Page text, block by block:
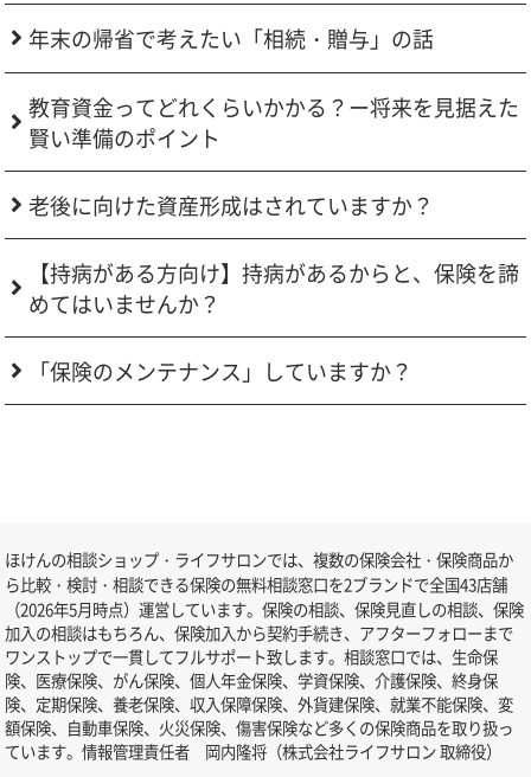
年末の帰省で考えたい「相続・贈与」の話
教育資金ってどれくらいかかる？ー将来を見据えた
賢い準備のポイント
老後に向けた資産形成はされていますか？
【持病がある方向け】持病があるからと、保険を諦
めてはいませんか？
「保険のメンテナンス」していますか？
ほけんの相談ショップ・ライフサロンでは、複数の保険会社・保険商品か
ら比較・検討・相談できる保険の無料相談窓口を2ブランドで全国43店舗
（2026年5月時点）運営しています。保険の相談、保険見直しの相談、保険
加入の相談はもちろん、保険加入から契約手続き、アフターフォローまで
ワンストップで一貫してフルサポート致します。相談窓口では、生命保
険、医療保険、がん保険、個人年金保険、学資保険、介護保険、終身保
険、定期保険、養老保険、収入保障保険、外貨建保険、就業不能保険、変
額保険、自動車保険、火災保険、傷害保険など多くの保険商品を取り扱っ
ています。情報管理責任者 岡内隆将（株式会社ライフサロン 取締役）